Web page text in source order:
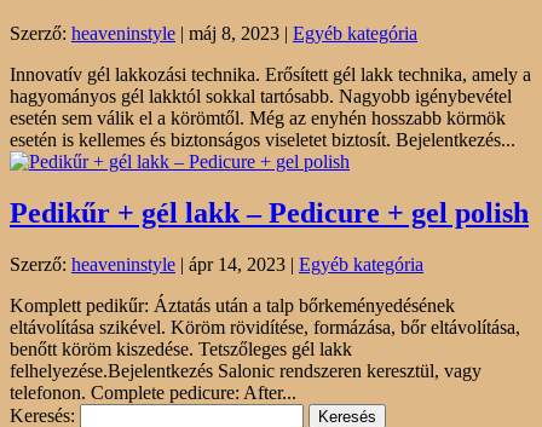
Szerző: heaveninstyle | máj 8, 2023 | Egyéb kategória
Innovatív gél lakkozási technika. Erősített gél lakk technika, amely a
hagyományos gél lakktól sokkal tartósabb. Nagyobb igénybevétel
esetén sem válik el a körömtől. Még az enyhén hosszabb körmök
esetén is kellemes és biztonságos viseletet biztosít. Bejelentkezés...
Pedikűr + gél lakk – Pedicure + gel polish
Szerző: heaveninstyle | ápr 14, 2023 | Egyéb kategória
Komplett pedikűr: Áztatás után a talp bőrkeményedésének
eltávolítása szikével. Köröm rövidítése, formázása, bőr eltávolítása,
benőtt köröm kiszedése. Tetszőleges gél lakk
felhelyezése.Bejelentkezés Salonic rendszeren keresztül, vagy
telefonon. Complete pedicure: After...
Keresés: